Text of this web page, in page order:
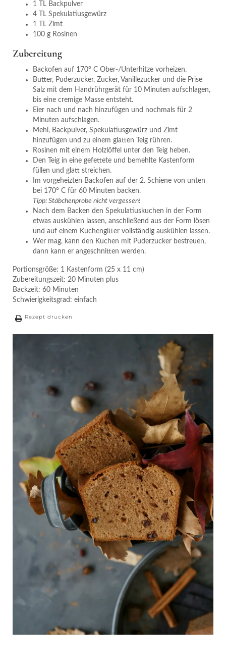
1 TL Backpulver
4 TL Spekulatiusgewürz
1 TL Zimt
100 g Rosinen
Zubereitung
Backofen auf 170° C Ober-/Unterhitze vorheizen.
Butter, Puderzucker, Zucker, Vanillezucker und die Prise
Salz mit dem Handrührgerät für 10 Minuten aufschlagen,
bis eine cremige Masse entsteht.
Eier nach und nach hinzufügen und nochmals für 2
Minuten aufschlagen.
Mehl, Backpulver, Spekulatiusgewürz und Zimt
hinzufügen und zu einem glatten Teig rühren.
Rosinen mit einem Holzlöffel unter den Teig heben.
Den Teig in eine gefettete und bemehlte Kastenform
füllen und glatt streichen.
Im vorgeheizten Backofen auf der 2. Schiene von unten
bei 170° C für 60 Minuten backen.
Tipp: Stäbchenprobe nicht vergessen!
Nach dem Backen den Spekulatiuskuchen in der Form
etwas auskühlen lassen, anschließend aus der Form lösen
und auf einem Kuchengitter vollständig auskühlen lassen.
Wer mag, kann den Kuchen mit Puderzucker bestreuen,
dann kann er angeschnitten werden.
Portionsgröße: 1 Kastenform (25 x 11 cm)
Zubereitungszeit: 20 Minuten plus
Backzeit: 60 Minuten
Schwierigkeitsgrad: einfach
Rezept drucken